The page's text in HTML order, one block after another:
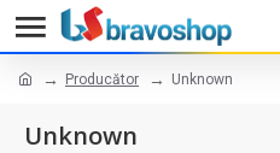
Producător Unknown
Unknown